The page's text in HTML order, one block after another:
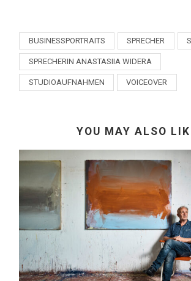
BUSINESSPORTRAITS SPRECHER
SPRECHERIN ANASTASIIA WIDERA
STUDIOAUFNAHMEN VOICEOVER
YOU MAY ALSO